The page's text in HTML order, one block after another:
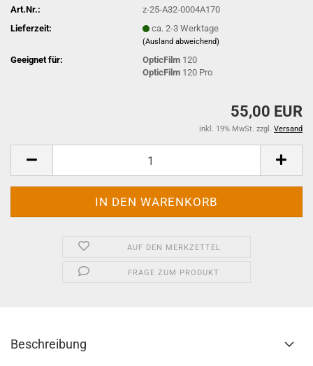
Art.Nr.:
z-25-A32-0004A170
Lieferzeit:
ca. 2-3 Werktage
(Ausland abweichend)
Geeignet für: OpticFilm 120
OpticFilm 120 Pro
55,00 EUR
inkl. 19% MwSt. zzgl. Versand
AUF DEN MERKZETTEL
FRAGE ZUM PRODUKT
Beschreibung